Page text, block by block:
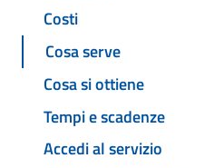
Costi
Cosa serve
Cosa si ottiene
Tempi e scadenze
Accedi al servizio